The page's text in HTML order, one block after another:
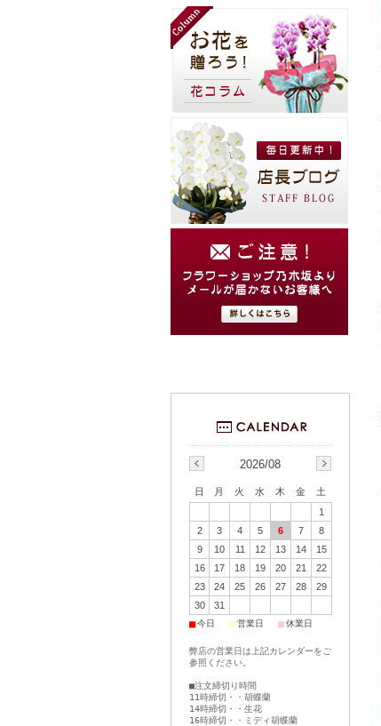
2026/08
日 月 火 水 木 金
土
1
2
3 4 5 6 7
8
9
10 11 12 13 14
15
16
17 18 19 20 21
22
23
24 25 26 27 28
29
30
31
■今日 ■営業日 ■休業日
弊店の営業日は上記カレンダーをご
参照ください。
■注文締切り時間
11時締切・・胡蝶蘭
14時締切・・生花
16時締切・・ミディ胡蝶蘭